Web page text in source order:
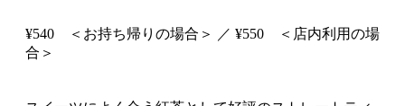
¥540 ＜お持ち帰りの場合＞ ／ ¥550 ＜店内利用の場
合＞